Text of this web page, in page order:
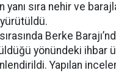
yanı sıra nehir ve
Berke
yönündeki ihbar
Yapılan